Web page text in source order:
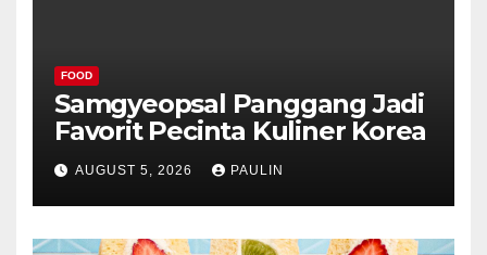
FOOD
Samgyeopsal Panggang Jadi
Favorit Pecinta Kuliner Korea
AUGUST 5, 2026 PAULIN